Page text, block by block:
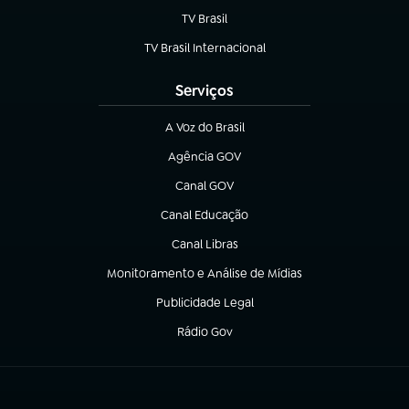
TV Brasil
(abre em nova aba)
TV Brasil Internacional
(abre em nova aba)
Serviços
A Voz do Brasil
(abre em nova aba)
Agência GOV
(abre em nova aba)
Canal GOV
(abre em nova aba)
Canal Educação
(abre em nova aba)
Canal Libras
(abre em nova aba)
Monitoramento e Análise de Mídias
(abre em nova aba)
Publicidade Legal
(abre em nova aba)
Rádio Gov
(abre em nova aba)